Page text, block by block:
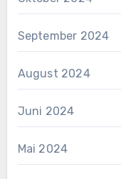
September 2024
August 2024
Juni 2024
Mai 2024